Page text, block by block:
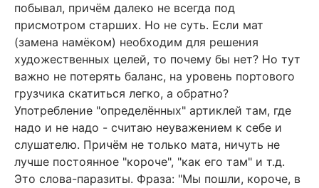
побывал, причём далеко не всегда под
присмотром старших. Но не суть. Если мат
(замена намёком) необходим для решения
художественных целей, то почему бы нет? Но тут
важно не потерять баланс, на уровень портового
грузчика скатиться легко, а обратно?
Употребление "определённых" артиклей там, где
надо и не надо - считаю неуважением к себе и
слушателю. Причём не только мата, ничуть не
лучше постоянное "короче", "как его там" и т.д.
Это слова-паразиты. Фраза: "Мы пошли, короче, в